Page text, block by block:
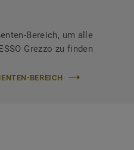
Bereich, um alle
Grezzo zu finden
BEREICH